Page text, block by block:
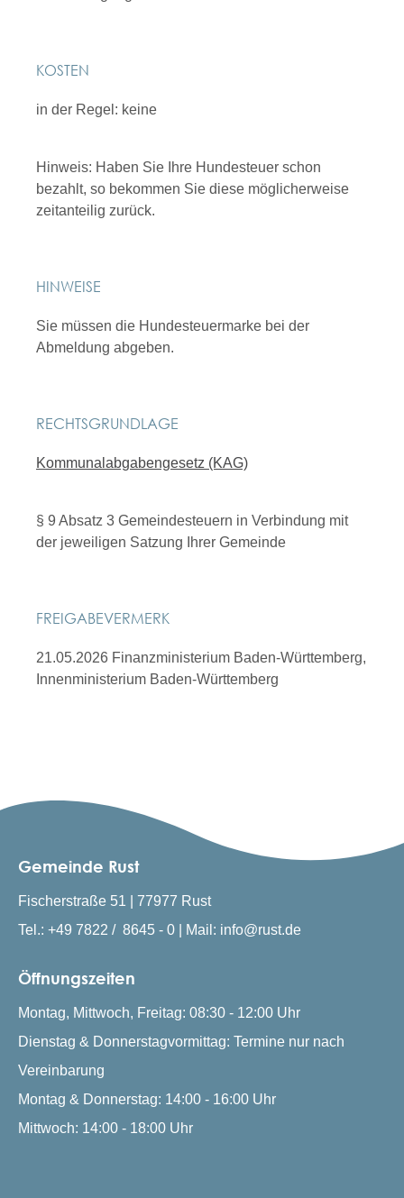
KOSTEN
in der Regel: keine
Hinweis: Haben Sie Ihre Hundesteuer schon
bezahlt, so bekommen Sie diese möglicherweise
zeitanteilig zurück.
HINWEISE
Sie müssen die Hundesteuermarke bei der
Abmeldung abgeben.
RECHTSGRUNDLAGE
Kommunalabgabengesetz (KAG)
§ 9 Absatz 3 Gemeindesteuern in Verbindung mit
der jeweiligen Satzung Ihrer Gemeinde
FREIGABEVERMERK
21.05.2026 Finanzministerium Baden-Württemberg,
Innenministerium Baden-Württemberg
Gemeinde Rust
Fischerstraße 51 | 77977 Rust
Tel.: +49 7822 / 8645 - 0 | Mail: info@rust.de
Öffnungszeiten
Montag, Mittwoch, Freitag: 08:30 - 12:00 Uhr
Dienstag & Donnerstagvormittag: Termine nur nach
Vereinbarung
Montag & Donnerstag: 14:00 - 16:00 Uhr
Mittwoch: 14:00 - 18:00 Uhr